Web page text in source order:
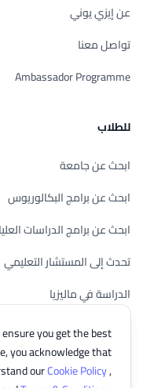
you get the best
you acknowledge that
ourCookie Policy,
عن إيزي يوني
تواصل معنا
Ambassador Programme
للطلاب
ابحث عن جامعة
ابحث عن برامج البكالوريوس
ابحث عن برامج الدراسات العليا
تحدث إلى المستشار التعليمي
الدراسة في ماليزيا
تحقق من أهليتك